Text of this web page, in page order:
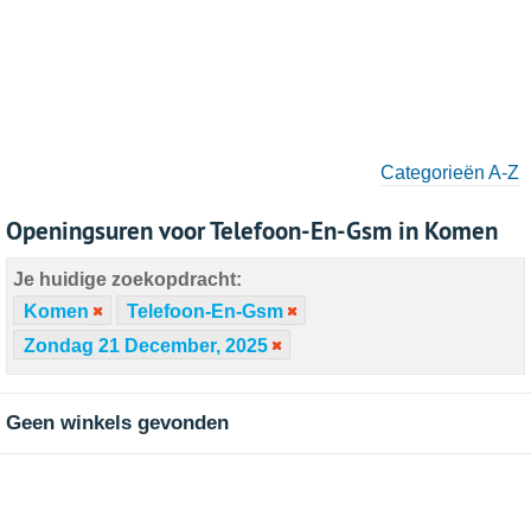
Categorieën A-Z
Openingsuren voor Telefoon-En-Gsm in Komen
Je huidige zoekopdracht:
Komen
Telefoon-En-Gsm
Zondag 21 December, 2025
Geen winkels gevonden